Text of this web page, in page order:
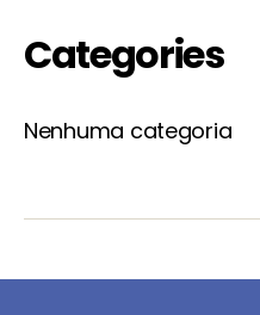
Categories
Nenhuma categoria